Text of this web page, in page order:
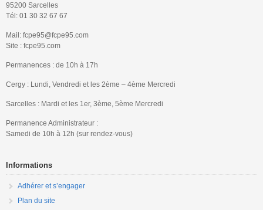
95200 Sarcelles
Tél: 01 30 32 67 67
Mail: fcpe95@fcpe95.com
Site : fcpe95.com
Permanences : de 10h à 17h
Cergy : Lundi, Vendredi et les 2ème – 4ème Mercredi
Sarcelles : Mardi et les 1er, 3ème, 5ème Mercredi
Permanence Administrateur :
Samedi de 10h à 12h (sur rendez-vous)
Informations
Adhérer et s’engager
Plan du site